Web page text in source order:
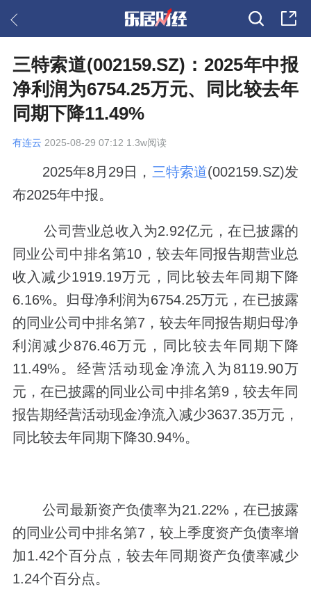
三特索道(002159.SZ)：2025年中报
净利润为6754.25万元、同比较去年
同期下降11.49%
有连云 2025-08-29 07:12 1.3w阅读
2025年8月29日， 三特索道(002159.SZ)发
布2025年中报。
公司营业总收入为2.92亿元，在已披露的
同业公司中排名第10，较去年同报告期营业总
收入减少1919.19万元，同比较去年同期下降
6.16%。归母净利润为6754.25万元，在已披露
的同业公司中排名第7，较去年同报告期归母净
利润减少876.46万元，同比较去年同期下降
11.49%。经营活动现金净流入为8119.90万
元，在已披露的同业公司中排名第9，较去年同
报告期经营活动现金净流入减少3637.35万元，
同比较去年同期下降30.94%。
公司最新资产负债率为21.22%，在已披露
的同业公司中排名第7，较上季度资产负债率增
加1.42个百分点，较去年同期资产负债率减少
1.24个百分点。